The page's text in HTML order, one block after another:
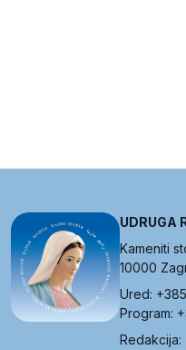
UDRUGA
Kameniti
10000
Ured:
Program:
Redakcija: